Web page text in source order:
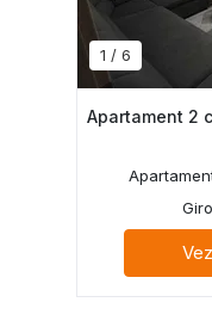
1 / 6
Apartament 2